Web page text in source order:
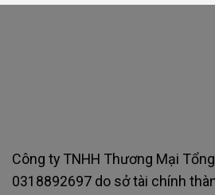
Công ty TNHH Thương Mại
0318892697 do sở tài chính